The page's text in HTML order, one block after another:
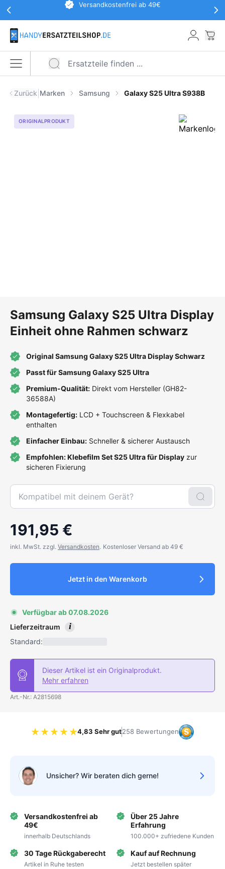
Zum Hauptinhalt springen
Werbeaktionen KopfzeileVersandkostenfrei ab 49€
Menü öffnen
Zurück Marken Samsung Galaxy S25 Ultra S938B
Samsung Galaxy S25 Ultra Display
Einheit ohne Rahmen schwarz
Original Samsung Galaxy S25 Ultra Display Schwarz
Passt für Samsung Galaxy S25 Ultra
Premium-Qualität: Direkt vom Hersteller (GH82-
36588A)
Montagefertig: LCD + Touchscreen & Flexkabel
enthalten
Einfacher Einbau: Schneller & sicherer Austausch
Empfohlen:Klebefilm Set S25 Ultra für Display zur
sicheren Fixierung
191,95 €
inkl. MwSt. zzgl. Versandkosten. Kostenloser Versand ab 49 €
Jetzt in den Warenkorb
Verfügbar ab 07.08.2026
Lieferzeitraum
i
Standard:
Dieser Artikel ist ein Originalprodukt.
Mehr erfahren
Art.-Nr.: A2815698
Bewertung 4.83 von 5 Sternen
4,83 Sehr gut258 Bewertungen
Unsicher? Wir beraten dich gerne!
Versandkostenfrei ab
49€
innerhalb Deutschlands
Über 25 Jahre
Erfahrung
100.000+ zufriedene Kunden
30 Tage Rückgaberecht
Artikel in Ruhe testen
Kauf auf Rechnung
Jetzt bestellen später
ORIGINALPRODUKT